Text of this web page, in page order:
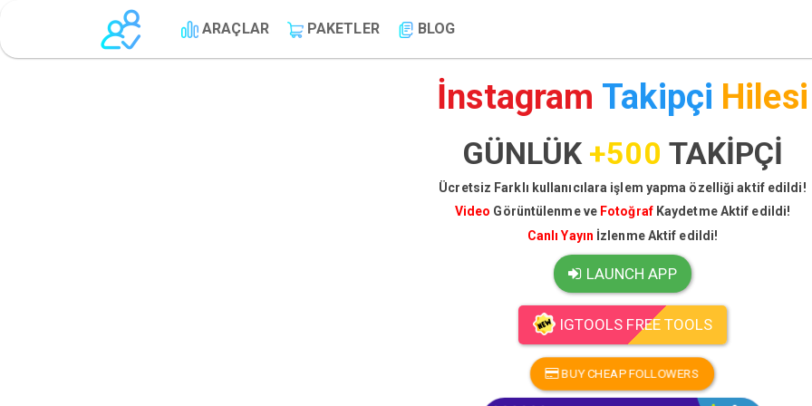
ARAÇLAR PAKETLER BLOG
İnstagram Takipçi Hilesi
GÜNLÜK +500 TAKİPÇİ
Ücretsiz Farklı kullanıcılara işlem yapma özelliği aktif edildi!
Video Görüntülenme ve Fotoğraf Kaydetme Aktif edildi!
Canlı Yayın İzlenme Aktif edildi!
LAUNCH APP
IGTOOLS FREE TOOLS
BUY CHEAP FOLLOWERS